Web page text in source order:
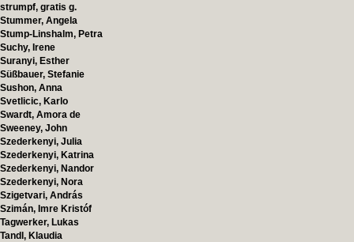
strumpf, gratis g.
Stummer, Angela
Stump-Linshalm, Petra
Suchy, Irene
Suranyi, Esther
Süßbauer, Stefanie
Sushon, Anna
Svetlicic, Karlo
Swardt, Amora de
Sweeney, John
Szederkenyi, Julia
Szederkenyi, Katrina
Szederkenyi, Nandor
Szederkenyi, Nora
Szigetvari, András
Szimán, Imre Kristóf
Tagwerker, Lukas
Tandl, Klaudia